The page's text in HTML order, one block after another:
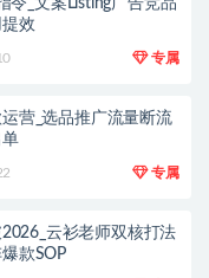
令_文案Listing广告竞品
效
专属
营_选品推广流量断流
专属
云衫老师双核打法
款SOP